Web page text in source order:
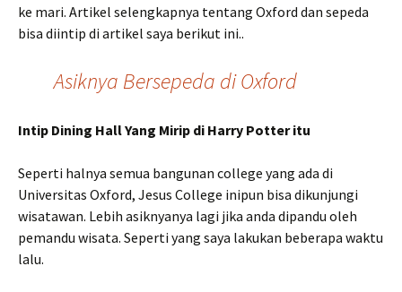
ke mari. Artikel selengkapnya tentang Oxford dan sepeda
bisa diintip di artikel saya berikut ini..
Asiknya Bersepeda di Oxford
Intip Dining Hall Yang Mirip di Harry Potter itu
Seperti halnya semua bangunan college yang ada di
Universitas Oxford, Jesus College inipun bisa dikunjungi
wisatawan. Lebih asiknyanya lagi jika anda dipandu oleh
pemandu wisata. Seperti yang saya lakukan beberapa waktu
lalu.